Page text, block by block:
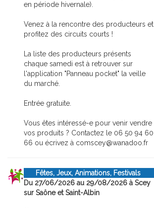
en période hivernale).
Venez à la rencontre des producteurs et
profitez des circuits courts !
La liste des producteurs présents
chaque samedi est à retrouver sur
l'application "Panneau pocket" la veille
du marché.
Entrée gratuite.
Vous êtes intéressé-e pour venir vendre
vos produits ? Contactez le 06 50 94 60
66 ou écrivez à comscey@wanadoo.fr
Fêtes, Jeux, Animations, Festivals
Du 27/06/2026 au 29/08/2026 à Scey
sur Saône et Saint-Albin